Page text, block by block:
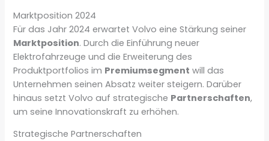
Marktposition 2024
Für das Jahr 2024 erwartet Volvo eine Stärkung seiner
Marktposition. Durch die Einführung neuer
Elektrofahrzeuge und die Erweiterung des
Produktportfolios im Premiumsegment will das
Unternehmen seinen Absatz weiter steigern. Darüber
hinaus setzt Volvo auf strategische Partnerschaften,
um seine Innovationskraft zu erhöhen.
Strategische Partnerschaften